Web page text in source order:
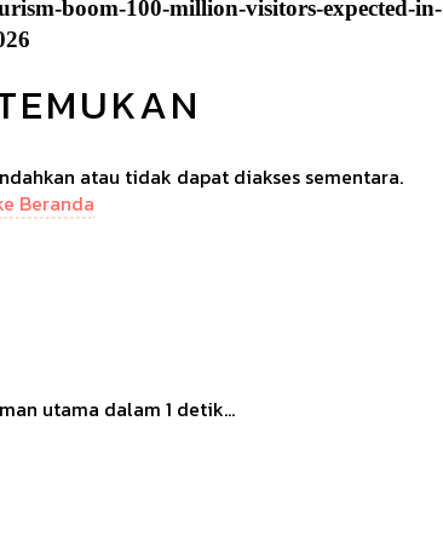
boom-100-million-visitors-expected-in-
atau tidak dapat diakses sementara.
Beranda
utama dalam 1 detik...